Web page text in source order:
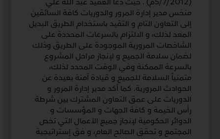
منخس مدير إدارة المرور والدوريات كافة السائقين
إلى التعاون التام و التقيد باستخدام الطريق البديل
المعد لذلك، و الالتزام بالسرعات المحددة على
الشاخصات المرورية الموجودة على الطريق وذلك
لضمان سلامة الجميع و لإنجاز مراحل المشروع
بالسرعة الممكنة وفي الوقت المحدد لذلك،
متمنياً السلامة للجميع و قيادة آمنة بعيدة عن
الحوادث المرورية. كما أكد مدير إدارة المرور و
الدوريات على عمق التعاون المشترك بين شرطة
رأس الخيمة و كافة الجهات و المؤسسات و
الدوائر الحكومية لإنجاز جميع الأعمال التي تخص
المجتمع و تحقق الصالح العام، و فق إستراتيجية